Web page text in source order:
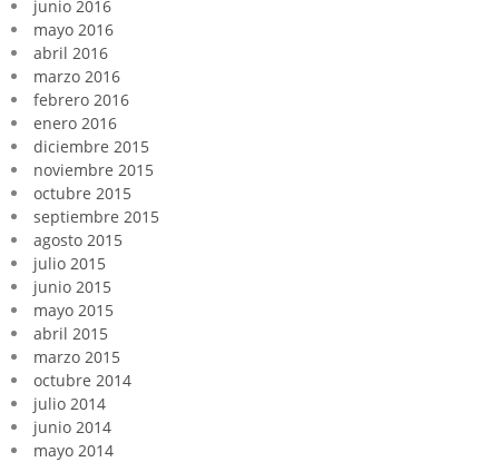
junio 2016
mayo 2016
abril 2016
marzo 2016
febrero 2016
enero 2016
diciembre 2015
noviembre 2015
octubre 2015
septiembre 2015
agosto 2015
julio 2015
junio 2015
mayo 2015
abril 2015
marzo 2015
octubre 2014
julio 2014
junio 2014
mayo 2014